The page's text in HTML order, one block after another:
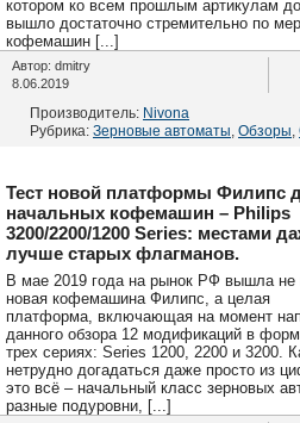
котором ко всем прошлым артикулам
вышло достаточно стремительно по
кофемашин [...]
Автор: dmitry
8.06.2019
Производитель: Nivona
Рубрика: Зерновые автоматы Обзоры
Тест новой платформы Филипс
начальных кофемашин – Philips
3200/2200/1200 Series: местами
лучше старых флагманов.
В мае 2019 года на рынок РФ вышла не
новая кофемашина Филипс, а целая
платформа, включающая на момент
данного обзора 12 модификаций в
трех сериях: Series 1200, 2200 и 3200.
нетрудно догадаться даже просто из
это всё – начальный класс зерновых
разные подуровни, [...]